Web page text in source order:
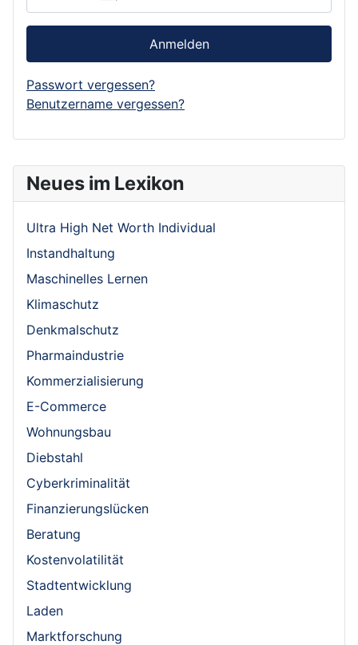
Neues im Lexikon
Ultra High Net Worth Individual
Instandhaltung
Maschinelles Lernen
Klimaschutz
Denkmalschutz
Pharmaindustrie
Kommerzialisierung
E-Commerce
Wohnungsbau
Diebstahl
Cyberkriminalität
Finanzierungslücken
Beratung
Kostenvolatilität
Stadtentwicklung
Laden
Marktforschung
Anmelden
Passwort vergessen?
Benutzername vergessen?